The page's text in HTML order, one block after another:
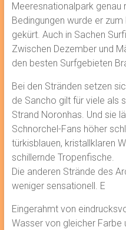
Meeresnationalpark genau
Bedingungen wurde er
gekürt. Auch in Sachen
Zwischen Dezember und
den besten Surfgebieten
Bei den Stränden setzen
de Sancho gilt für viele als
Strand Noronhas. Und sie
Schnorchel-Fans höher
türkisblauen, kristallklaren
schillernde Tropenfische.
Die anderen Strände des
weniger sensationell. E
Eingerahmt von
Wasser von gleicher Farbe